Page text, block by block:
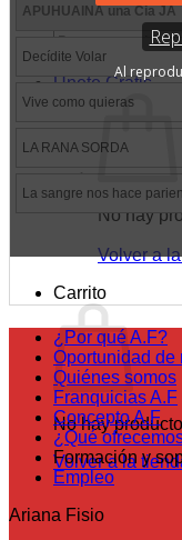
Buscar
por:
Únete Gratis
No hay
Volver a
Carrito
No hay
Volver a la
¿Por qué A.F?
Oportunidad de
Quiénes somos
Franquicias A.F
Concepto A.F
¿Qué
Formación y
Empleo
Ariana Fisio